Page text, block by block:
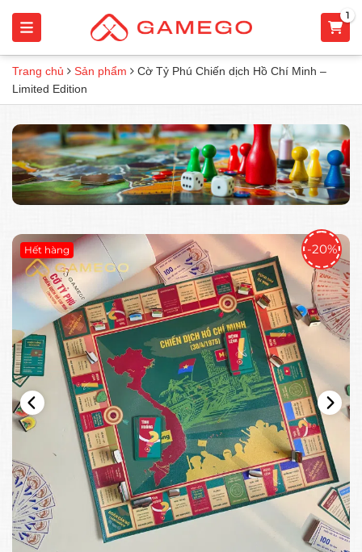
1
Trang chủ Sản phẩm
Cờ Tỷ Phú Chiến dịch Hồ Chí Minh –
Limited Edition
Hết hàng -20%